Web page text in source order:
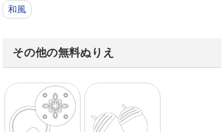
和風
その他の無料ぬりえ